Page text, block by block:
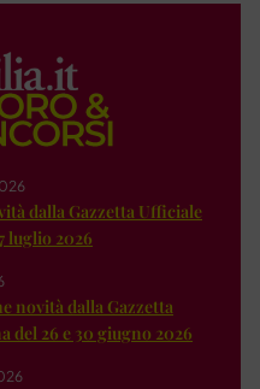
dalla Gazzetta Ufficiale
luglio 2026
novità dalla Gazzetta
del 26 e 30 giugno 2026